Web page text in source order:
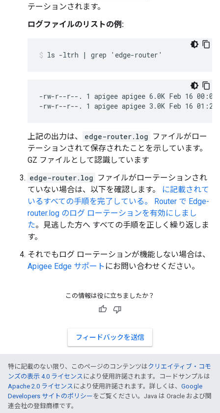
テーションされます。
ログファイルのリストの例:
-rw-r--r--. 1 apigee apigee 6.0K Feb 16
-rw-r--r--. 1 apigee apigee 3.0K Feb 16 01:23
上記の出力は、 edge-router.log ファイルがロー
テーションされて保存されたことを示しています。
GZ ファイルとして認識しています
edge-router.log ファイルがローテーションされ
ていない場合は、以下を確認します。
に記載されて
いるすべての手順を完了している。 Router で Edge-
router.log のログ ローテーションを有効にしまし
た。見逃した方へ すべての手順を正しく繰り返しま
す。
それでもログ ローテーションが機能しない場合は、
Apigee Edge サポート にお問い合わせください。
この情報は役に立ちましたか？
フィードバックを送信
特に記載のない限り、このページのコンテンツはクリエイティブ・コモ
ンズの表示 4.0 ライセンス により使用許諾されます。コードサンプルは
Apache 2.0 ライセンス により使用許諾されます。詳しくは、 Google
Developers サイトのポリシー をご覧ください。Java は Oracle および関
連会社の登録商標です。